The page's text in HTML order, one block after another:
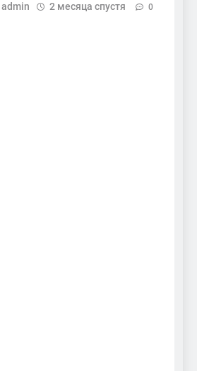
admin 2 месяца спустя 0